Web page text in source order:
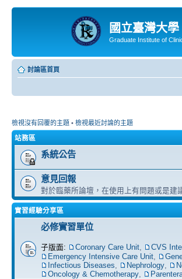
國立臺灣大
Graduate Institute of
討論區首頁
檢視沒有回覆的主題 • 檢視最近討論的主題
站務區
系統公告
意見回報
對於臨藥所論壇，在使用上有問題或是建
實習經驗分享區
必修實習單位
子版面: Coronary Care Unit, CVS
Emergency Intensive Care Unit,
Infectious Diseases, Nephrology,
Oncology & Chemotherapy,